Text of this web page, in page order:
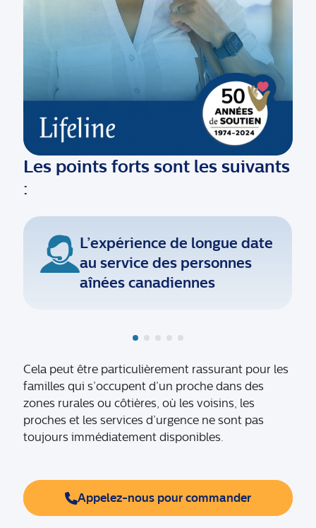
Les points forts sont les suivants
:
L’expérience de longue date
au service des personnes
aînées canadiennes
Cela peut être particulièrement rassurant pour les
familles qui s’occupent d’un proche dans des
zones rurales ou côtières, où les voisins, les
proches et les services d’urgence ne sont pas
toujours immédiatement disponibles.
Appelez-nous pour commander